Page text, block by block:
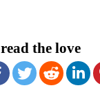
the love